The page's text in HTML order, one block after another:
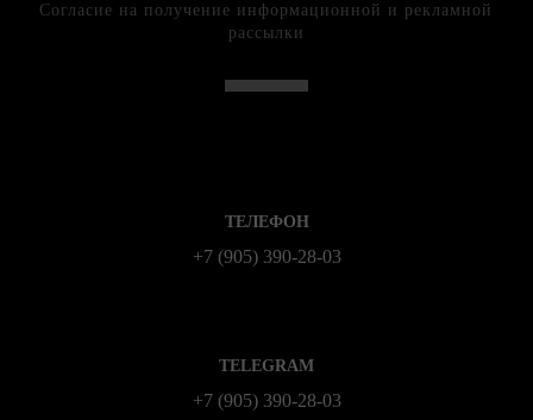
Согласие на получение информационной и рекламной
рассылки
ТЕЛЕФОН
+7 (905) 390-28-03
TELEGRAM
+7 (905) 390-28-03